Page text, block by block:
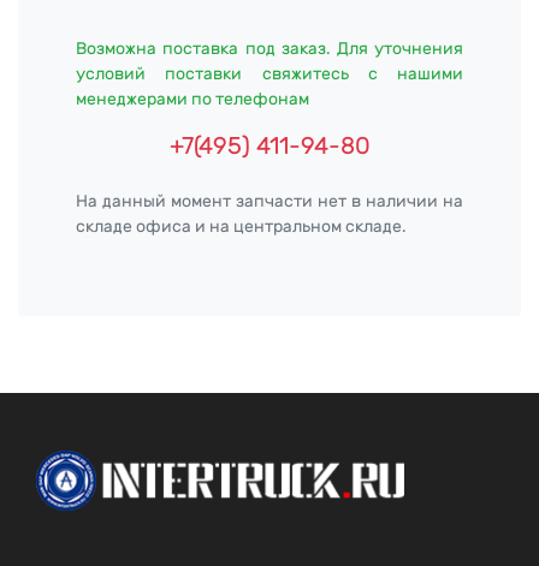
Возможна поставка под заказ. Для уточнения
условий поставки свяжитесь с нашими
менеджерами по телефонам
+7(495) 411-94-80
На данный момент запчасти нет в наличии на
складе офиса и на центральном складе.